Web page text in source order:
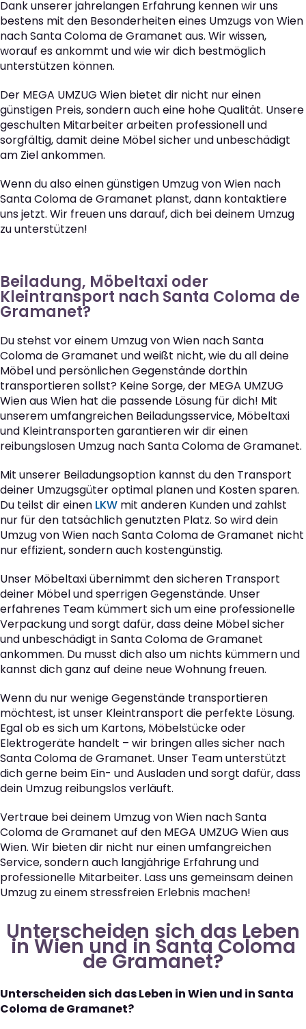
Dank unserer jahrelangen Erfahrung kennen wir uns
bestens mit den Besonderheiten eines Umzugs von Wien
nach Santa Coloma de Gramanet aus. Wir wissen,
worauf es ankommt und wie wir dich bestmöglich
unterstützen können.
Der MEGA UMZUG Wien bietet dir nicht nur einen
günstigen Preis, sondern auch eine hohe Qualität. Unsere
geschulten Mitarbeiter arbeiten professionell und
sorgfältig, damit deine Möbel sicher und unbeschädigt
am Ziel ankommen.
Wenn du also einen günstigen Umzug von Wien nach
Santa Coloma de Gramanet planst, dann kontaktiere
uns jetzt. Wir freuen uns darauf, dich bei deinem Umzug
zu unterstützen!
Beiladung, Möbeltaxi oder
Kleintransport nach Santa Coloma de
Gramanet?
Du stehst vor einem Umzug von Wien nach Santa
Coloma de Gramanet und weißt nicht, wie du all deine
Möbel und persönlichen Gegenstände dorthin
transportieren sollst? Keine Sorge, der MEGA UMZUG
Wien aus Wien hat die passende Lösung für dich! Mit
unserem umfangreichen Beiladungsservice, Möbeltaxi
und Kleintransporten garantieren wir dir einen
reibungslosen Umzug nach Santa Coloma de Gramanet.
Mit unserer Beiladungsoption kannst du den Transport
deiner Umzugsgüter optimal planen und Kosten sparen.
Du teilst dir einen LKW mit anderen Kunden und zahlst
nur für den tatsächlich genutzten Platz. So wird dein
Umzug von Wien nach Santa Coloma de Gramanet nicht
nur effizient, sondern auch kostengünstig.
Unser Möbeltaxi übernimmt den sicheren Transport
deiner Möbel und sperrigen Gegenstände. Unser
erfahrenes Team kümmert sich um eine professionelle
Verpackung und sorgt dafür, dass deine Möbel sicher
und unbeschädigt in Santa Coloma de Gramanet
ankommen. Du musst dich also um nichts kümmern und
kannst dich ganz auf deine neue Wohnung freuen.
Wenn du nur wenige Gegenstände transportieren
möchtest, ist unser Kleintransport die perfekte Lösung.
Egal ob es sich um Kartons, Möbelstücke oder
Elektrogeräte handelt – wir bringen alles sicher nach
Santa Coloma de Gramanet. Unser Team unterstützt
dich gerne beim Ein- und Ausladen und sorgt dafür, dass
dein Umzug reibungslos verläuft.
Vertraue bei deinem Umzug von Wien nach Santa
Coloma de Gramanet auf den MEGA UMZUG Wien aus
Wien. Wir bieten dir nicht nur einen umfangreichen
Service, sondern auch langjährige Erfahrung und
professionelle Mitarbeiter. Lass uns gemeinsam deinen
Umzug zu einem stressfreien Erlebnis machen!
Unterscheiden sich das Leben
in Wien und in Santa Coloma
de Gramanet?
Unterscheiden sich das Leben in Wien und in Santa
Coloma de Gramanet?